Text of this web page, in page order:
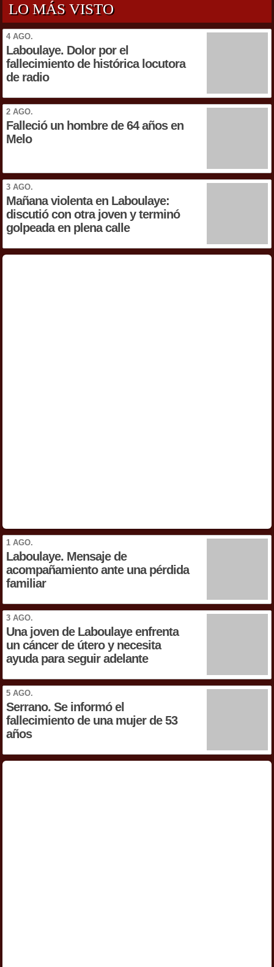
LO MÁS VISTO
4 AGO.
Laboulaye. Dolor por el
fallecimiento de histórica locutora
de radio
2 AGO.
Falleció un hombre de 64 años en
Melo
3 AGO.
Mañana violenta en Laboulaye:
discutió con otra joven y terminó
golpeada en plena calle
1 AGO.
Laboulaye. Mensaje de
acompañamiento ante una pérdida
familiar
3 AGO.
Una joven de Laboulaye enfrenta
un cáncer de útero y necesita
ayuda para seguir adelante
5 AGO.
Serrano. Se informó el
fallecimiento de una mujer de 53
años